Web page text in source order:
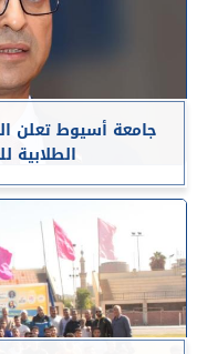
جامعة أسيوط تعلن
الطلابية